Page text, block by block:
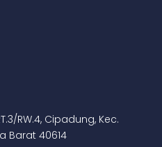
RW.4, Cipadung, Kec.
Barat 40614